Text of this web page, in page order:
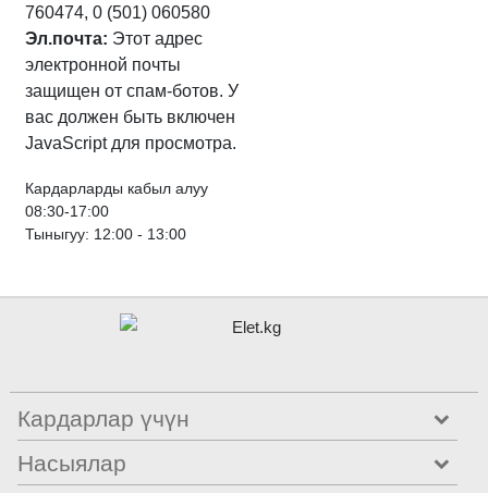
760474, 0 (501) 060580
Эл.почта: Этот адрес
электронной почты
защищен от спам-ботов. У
вас должен быть включен
JavaScript для просмотра.
Кардарларды кабыл алуу
08:30-17:00
Тыныгуу: 12:00 - 13:00
Кардарлар үчүн
Насыялар